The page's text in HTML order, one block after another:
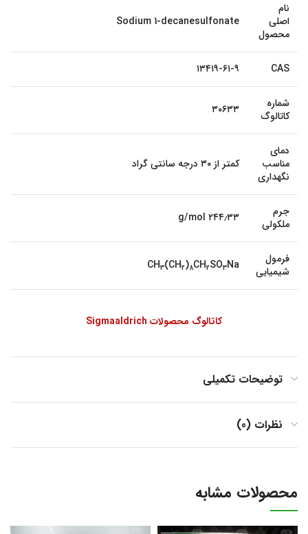
نام
اصلی
محصول
Sodium 1-decanesulfonate
CAS ۱۳۴۱۹-۶۱-۹
شماره
کاتالوگ
۳۰۶۳۳
دمای
مناسب
نگهداری
کمتر از ۳۰ درجه سانتی گراد
جرم
ملکولی
۲۴۴٫۳۳ g/mol
فرمول
شیمیایی
CH3(CH2)8CH2SO3Na
کاتالوگ محصولات Sigmaaldrich
توضیحات تکمیلی
نظرات (0)
محصولات مشابه